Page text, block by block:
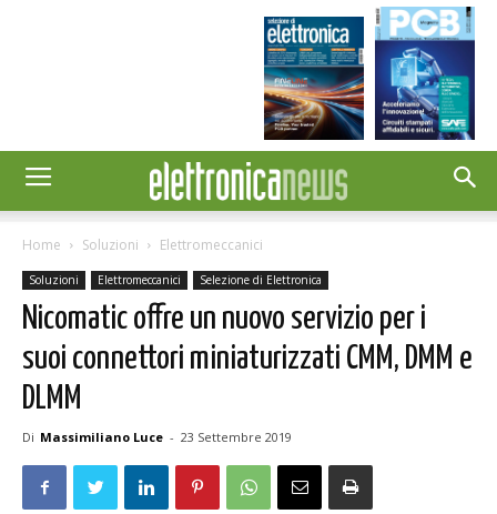
Home Soluzioni Elettromeccanici
Soluzioni Elettromeccanici Selezione di Elettronica
Nicomatic offre un nuovo servizio per i
suoi connettori miniaturizzati CMM, DMM e
DLMM
Di Massimiliano Luce - 23 Settembre 2019